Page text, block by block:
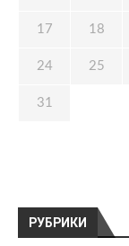
РУБРИКИ
17 18
24 25
31